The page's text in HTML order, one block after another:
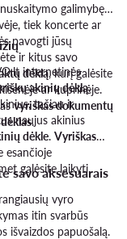
galimybę.
tiek koncerte ar
pavogti jūsų
ir kitus savo
dėklą, kurį galėsite
ar kuprinėje.
vyriškas dokumentų
.
internetinės
akinių dėklą.
tačiau ir
naujus akinius
dėkle. Vyriškas
esančioje
galėsite laikyti
savo aksesuarais
vyro
itin svarbūs
išvaizdos papuošalą.